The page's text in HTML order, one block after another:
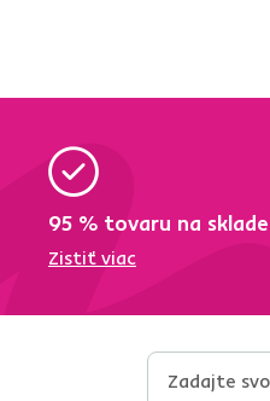
95 % tovaru na sklade
Zistiť viac